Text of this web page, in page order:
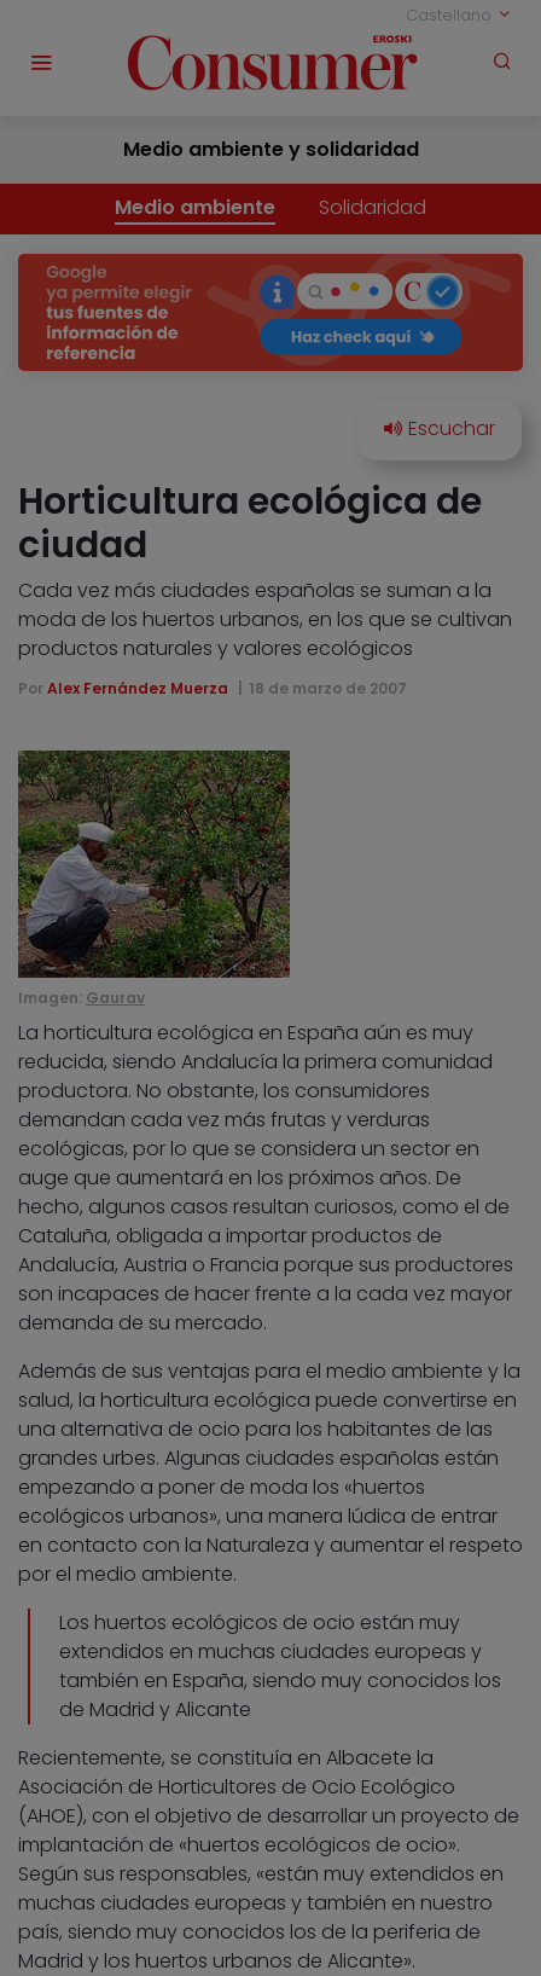
Castellano
Medio ambiente y solidaridad
Medio ambiente Solidaridad
Horticultura ecológica de
ciudad
Cada vez más ciudades españolas se suman a la
moda de los huertos urbanos, en los que se cultivan
productos naturales y valores ecológicos
Por Alex Fernández Muerza 18 de marzo de 2007
Imagen: Gaurav
La horticultura ecológica en España aún es muy
reducida, siendo Andalucía la primera comunidad
productora. No obstante, los consumidores
demandan cada vez más frutas y verduras
ecológicas, por lo que se considera un sector en
auge que aumentará en los próximos años. De
hecho, algunos casos resultan curiosos, como el de
Cataluña, obligada a importar productos de
Andalucía, Austria o Francia porque sus productores
son incapaces de hacer frente a la cada vez mayor
demanda de su mercado.
Además de sus ventajas para el medio ambiente y la
salud, la horticultura ecológica puede convertirse en
una alternativa de ocio para los habitantes de las
grandes urbes. Algunas ciudades españolas están
empezando a poner de moda los «huertos
ecológicos urbanos», una manera lúdica de entrar
en contacto con la Naturaleza y aumentar el respeto
por el medio ambiente.
Los huertos ecológicos de ocio están muy
extendidos en muchas ciudades europeas y
también en España, siendo muy conocidos los
de Madrid y Alicante
Recientemente, se constituía en Albacete la
Asociación de Horticultores de Ocio Ecológico
(AHOE), con el objetivo de desarrollar un proyecto de
implantación de «huertos ecológicos de ocio».
Según sus responsables, «están muy extendidos en
muchas ciudades europeas y también en nuestro
país, siendo muy conocidos los de la periferia de
Madrid y los huertos urbanos de Alicante».